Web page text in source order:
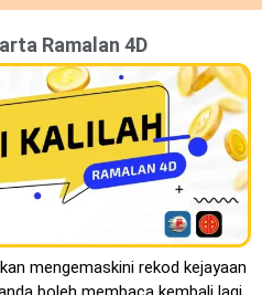
Ramalan 4D
mengemaskini rekod kejayaan